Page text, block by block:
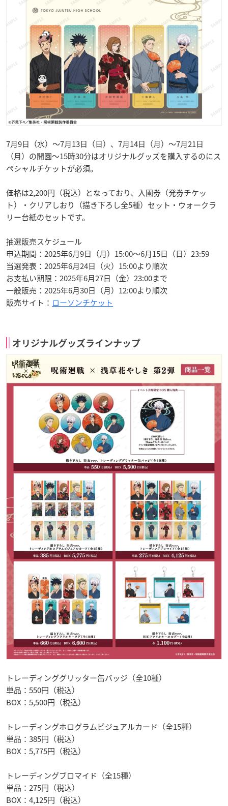
7月9日（水）～7月13日（日）、7月14日（月）～7月21日
（月）の開園～15時30分はオリジナルグッズを購入するのにス
ペシャルチケットが必須。
価格は2,200円（税込）となっており、入園券（発券チケッ
ト）・クリアしおり（描き下ろし全5種）セット・ウォークラ
リー台紙のセットです。
抽選販売スケジュール
申込期間：2025年6月9日（月）15:00～6月15日（日）23:59
当選発表：2025年6月24日（火）15:00より順次
お支払い期限：2025年6月27日（金）23:00まで
一般販売：2025年6月30日（月）12:00より順次
販売サイト： ローソンチケット
オリジナルグッズラインナップ
トレーディンググリッター缶バッジ（全10種）
単品：550円（税込）
BOX：5,500円（税込）
トレーディングホログラムビジュアルカード（全15種）
単品：385円（税込）
BOX：5,775円（税込）
トレーディングブロマイド（全15種）
単品：275円（税込）
BOX：4,125円（税込）